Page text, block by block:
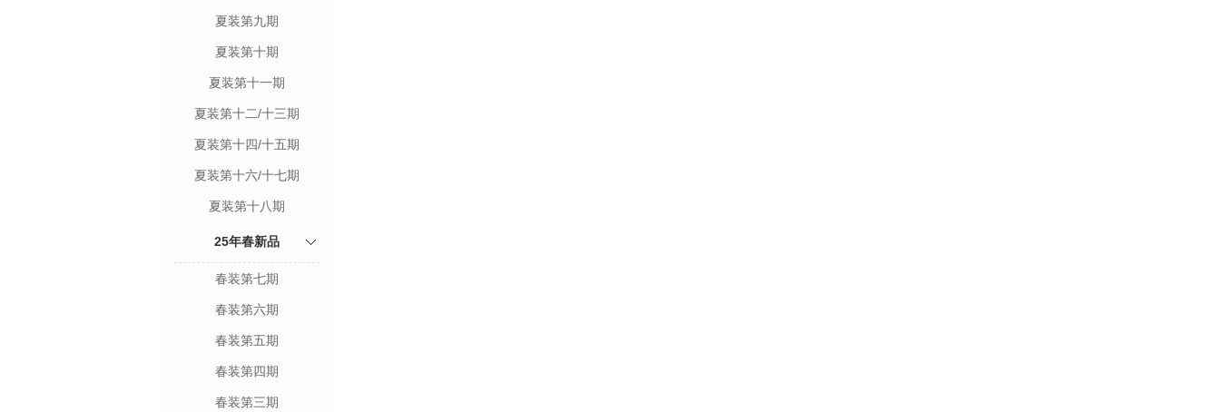
夏装第九期
夏装第十期
夏装第十一期
夏装第十二/十三期
夏装第十四/十五期
夏装第十六/十七期
夏装第十八期
25年春新品
春装第七期
春装第六期
春装第五期
春装第四期
春装第三期